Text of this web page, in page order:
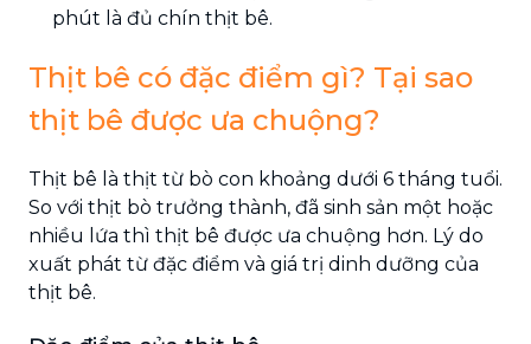
phút là đủ chín thịt bê.
Thịt bê có đặc điểm gì? Tại sao
thịt bê được ưa chuộng?
Thịt bê là thịt từ bò con khoảng dưới 6 tháng tuổi.
So với thịt bò trưởng thành, đã sinh sản một hoặc
nhiều lứa thì thịt bê được ưa chuộng hơn. Lý do
xuất phát từ đặc điểm và giá trị dinh dưỡng của
thịt bê.